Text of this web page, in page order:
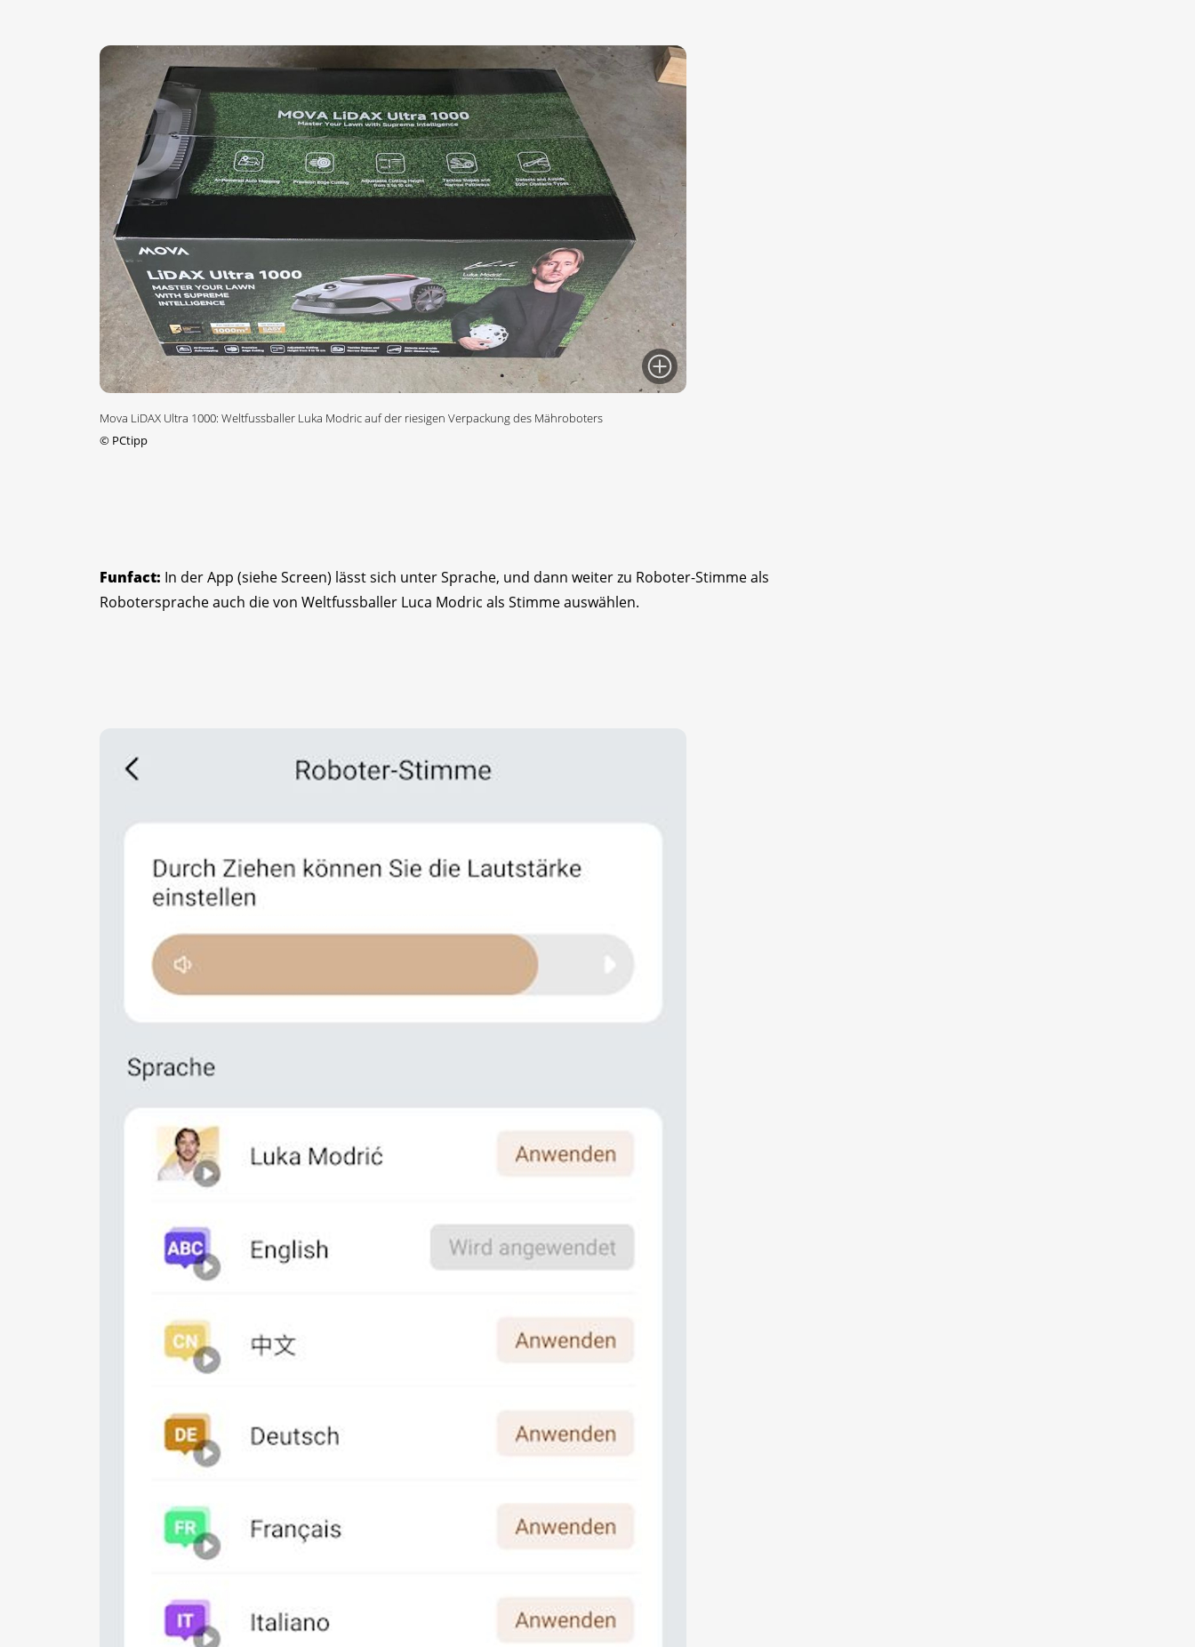
Mova LiDAX Ultra 1000: Weltfussballer Luka Modric auf der riesigen Verpackung des Mähroboters
© PCtipp
Funfact: In der App (siehe Screen) lässt sich unter Sprache, und dann weiter zu Roboter-Stimme als
Robotersprache auch die von Weltfussballer Luca Modric als Stimme auswählen.